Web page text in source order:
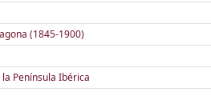
(1845-1900)
Península Ibérica